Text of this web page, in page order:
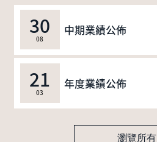
30
08
中期業績公佈
21
03
年度業績公佈
瀏覽所有